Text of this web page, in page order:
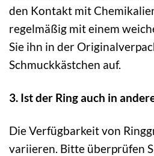
den Kontakt mit
regelmäßig mit einem
Sie ihn in der
Schmuckkästchen auf.
3. Ist der Ring auch in
Die Verfügbarkeit von
variieren. Bitte überprüfen